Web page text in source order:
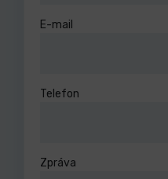
E-mail
Telefon
Zpráva